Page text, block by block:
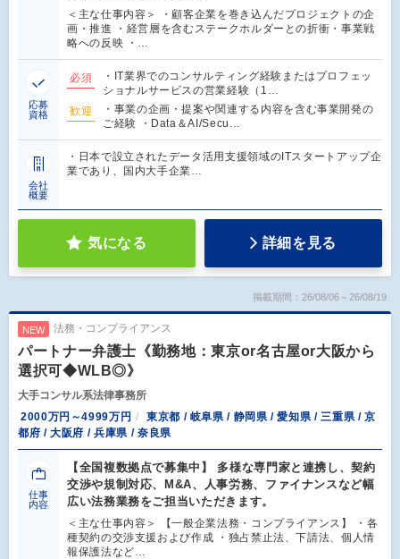
＜主な仕事内容＞ ・顧客企業を巻き込んだプロジェクトの企
画・推進 ・経営層を含むステークホルダーとの折衝・事業戦
略への反映 ・…
応募
資格
必須
・IT業界でのコンサルティング経験またはプロフェッ
ショナルサービスの営業経験（1…
歓迎
・事業の企画・提案や関連する内容を含む事業開発の
ご経験 ・Data＆AI/Secu…
会社
概要
・日本で設立されたデータ活用支援領域のITスタートアップ企
業であり、国内大手企業…
気になる 詳細を見る
掲載期間：26/08/06～26/08/19
NEW 法務・コンプライアンス
パートナー弁護士《勤務地：東京or名古屋or大阪から
選択可◆WLB◎》
大手コンサル系法律事務所
2000万円～4999万円
東京都 / 岐阜県 / 静岡県 / 愛知県 / 三重県 / 京
都府 / 大阪府 / 兵庫県 / 奈良県
仕事
内容
【全国複数拠点で募集中】 多様な専門家と連携し、契約
交渉や規制対応、M&A、人事労務、ファイナンスなど幅
広い法務業務をご担当いただきます。
＜主な仕事内容＞ 【一般企業法務・コンプライアンス】 ・各
種契約の交渉支援および作成 ・独占禁止法、下請法、個人情
報保護法など…